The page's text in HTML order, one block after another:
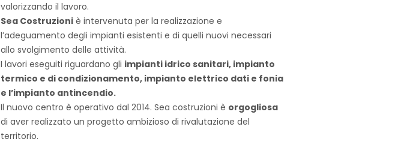
valorizzando il lavoro.
Sea Costruzioni è intervenuta per la realizzazione e
l’adeguamento degli impianti esistenti e di quelli nuovi necessari
allo svolgimento delle attività.
I lavori eseguiti riguardano gli impianti idrico sanitari, impianto
termico e di condizionamento, impianto elettrico dati e fonia
e l’impianto antincendio.
Il nuovo centro è operativo dal 2014. Sea costruzioni è orgogliosa
di aver realizzato un progetto ambizioso di rivalutazione del
territorio.